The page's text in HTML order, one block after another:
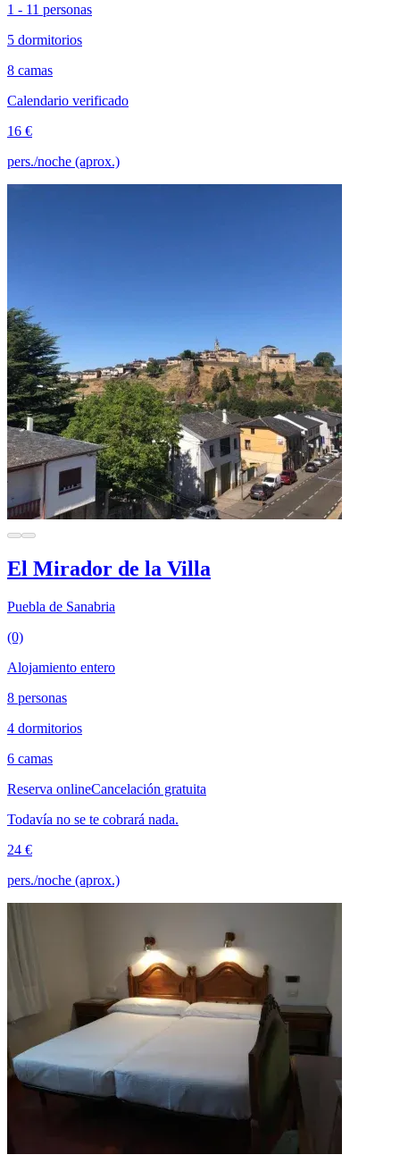
1 - 11 personas
5 dormitorios
8 camas
Calendario verificado
16 €
pers./noche (aprox.)
El Mirador de la Villa
Puebla de Sanabria
(0)
Alojamiento entero
8 personas
4 dormitorios
6 camas
Reserva onlineCancelación gratuita
Todavía no se te cobrará nada.
24 €
pers./noche (aprox.)